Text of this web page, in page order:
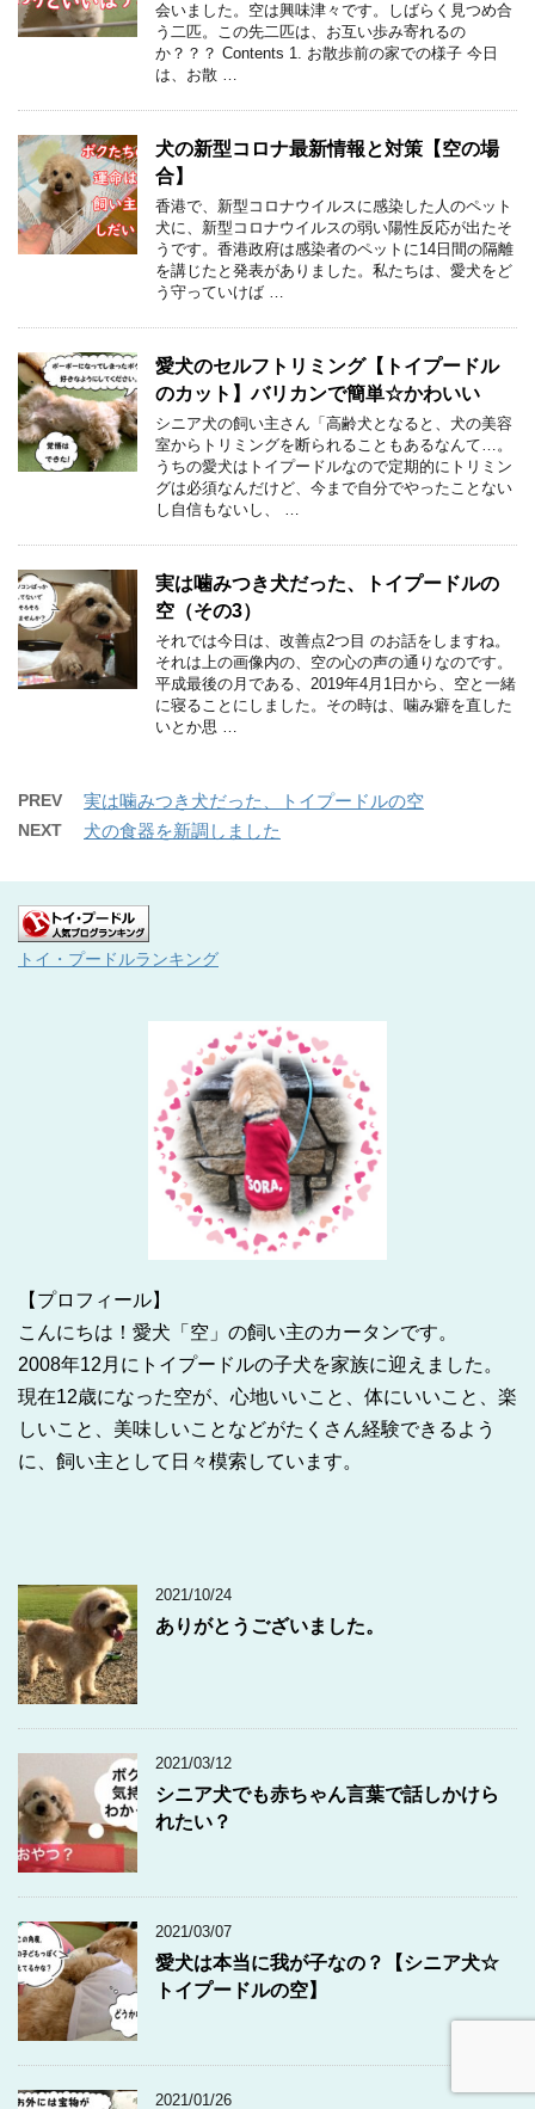
会いました。空は興味津々です。しばらく見つめ合
う二匹。この先二匹は、お互い歩み寄れるの
か？？？ Contents 1. お散歩前の家での様子 今日
は、お散 …
犬の新型コロナ最新情報と対策【空の場
合】
香港で、新型コロナウイルスに感染した人のペット
犬に、新型コロナウイルスの弱い陽性反応が出たそ
うです。香港政府は感染者のペットに14日間の隔離
を講じたと発表がありました。私たちは、愛犬をど
う守っていけば …
愛犬のセルフトリミング【トイプードル
のカット】バリカンで簡単☆かわいい
シニア犬の飼い主さん「高齢犬となると、犬の美容
室からトリミングを断られることもあるなんて…。
うちの愛犬はトイプードルなので定期的にトリミン
グは必須なんだけど、今まで自分でやったことない
し自信もないし、 …
実は噛みつき犬だった、トイプードルの
空（その3）
それでは今日は、改善点2つ目 のお話をしますね。
それは上の画像内の、空の心の声の通りなのです。
平成最後の月である、2019年4月1日から、空と一緒
に寝ることにしました。その時は、噛み癖を直した
いとか思 …
PREV 実は噛みつき犬だった、トイプードルの空
NEXT 犬の食器を新調しました
トイ・プードルランキング
【プロフィール】
こんにちは！愛犬「空」の飼い主のカータンです。
2008年12月にトイプードルの子犬を家族に迎えました。
現在12歳になった空が、心地いいこと、体にいいこと、楽
しいこと、美味しいことなどがたくさん経験できるよう
に、飼い主として日々模索しています。
2021/10/24
ありがとうございました。
2021/03/12
シニア犬でも赤ちゃん言葉で話しかけら
れたい？
2021/03/07
愛犬は本当に我が子なの？【シニア犬☆
トイプードルの空】
2021/01/26